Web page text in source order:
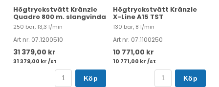
Högtryckstvätt Kränzle
Quadro 800 m. slangvinda
250 bar, 13,3 l/min
Art nr. 07.1200510
31 379,00 kr
31 379,00 kr /st
Köp
Högtryckstvätt Kränzle
X-Line A15 TST
130 bar, 8 l/min
Art nr. 07.1100250
10 771,00 kr
10 771,00 kr /st
Köp